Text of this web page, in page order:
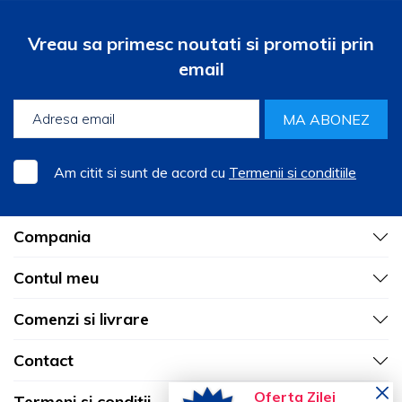
Vreau sa primesc noutati si promotii prin
email
MA ABONEZ
Am citit si sunt de acord cu Termenii si conditiile
Compania
Contul meu
Comenzi si livrare
Contact
Oferta Zilei